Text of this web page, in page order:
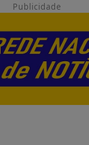
Publicidade